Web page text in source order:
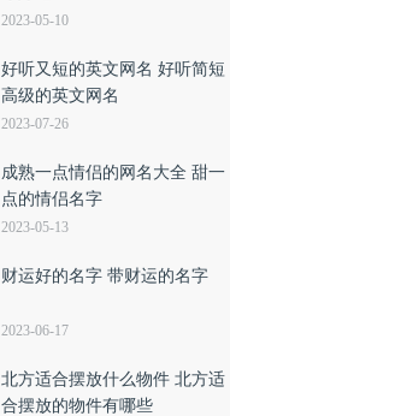
2023-05-10
好听又短的英文网名 好听简短
高级的英文网名
2023-07-26
成熟一点情侣的网名大全 甜一
点的情侣名字
2023-05-13
财运好的名字 带财运的名字
2023-06-17
北方适合摆放什么物件 北方适
合摆放的物件有哪些